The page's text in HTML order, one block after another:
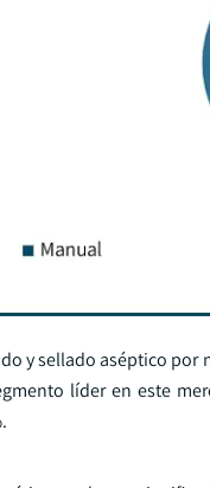
y sellado aséptico
líder en este